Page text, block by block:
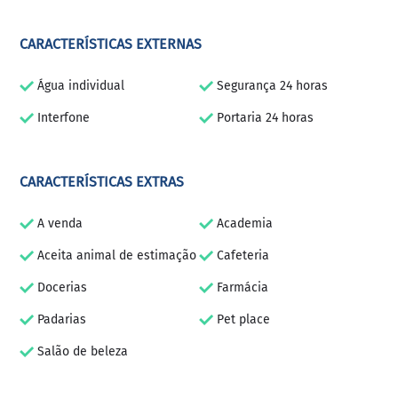
CARACTERÍSTICAS EXTERNAS
Água individual Segurança 24 horas
Interfone Portaria 24 horas
CARACTERÍSTICAS EXTRAS
A venda Academia
Aceita animal de estimação Cafeteria
Docerias Farmácia
Padarias Pet place
Salão de beleza